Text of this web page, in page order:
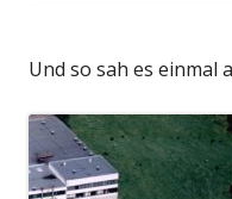
Und so sah es einmal